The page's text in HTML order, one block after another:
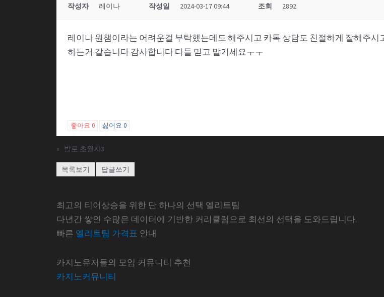
작성자 레이나 작성일 2024-03-17 09:44 조회 2892
레이나 원챔이라는 어려운걸 부탁했는데도 해주시고 카톡 상담도 친절하게 잘해주
하는거 같습니다 감사합니다 다들 믿고 맡기세요ㅜㅜ
좋아요 0 싫어요 0
« 발로 초월자3
목록보기 답글쓰기
최고의 티어상승을 위한 단 하나의 선택 엘리트팀
다년간 쌓인 수많은 데이터에 기반한 커리큘럼으로 최선의 선택을 도와드립니다.
빠른 엘리트팀 가격표 안내
카지노유저들의 모임 커뮤니티 추천
카지노커뮤니티